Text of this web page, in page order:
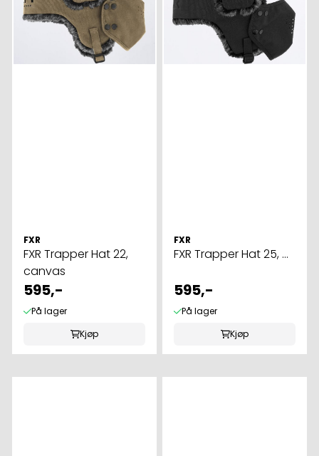
FXR
FXR Trapper Hat 22,
canvas
595,-
På lager
Kjøp
FXR
FXR Trapper Hat 25, ...
595,-
På lager
Kjøp